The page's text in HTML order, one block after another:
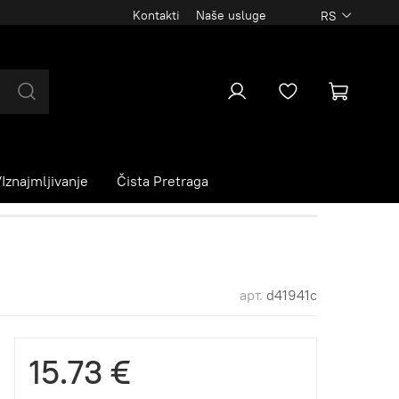
Kontakti Naše usluge RS
Čista Pretraga
арт. d41941c
15.73 €